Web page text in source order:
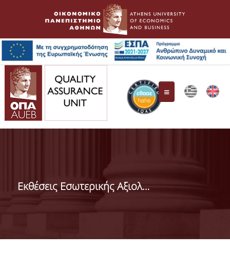
Quality Assurance Unit
Responsibilities Εκθέσεις Εσωτερικής Αξιολόγησης Τμημάτων Ο.Π.Α.